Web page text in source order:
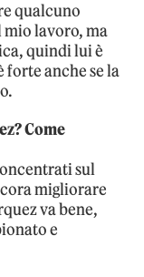
qualcuno
lavoro, ma
quindi lui è
forte anche se la
Come
sul
migliorare
va bene,
e